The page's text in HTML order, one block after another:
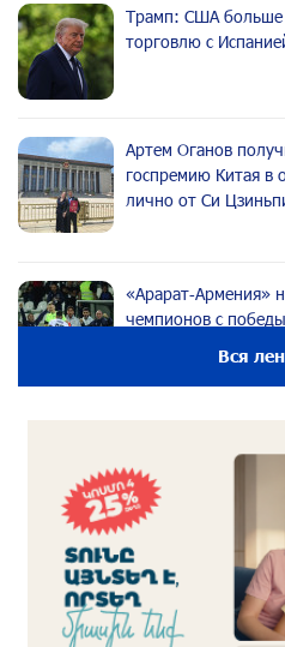
Трамп: США больше
торговлю с
Артем Оганов
госпремию Китая в
лично от Си
«Арарат‑Армения»
чемпионов с
Аравийским морем
Вопрос об аресте
Европейского
Вся